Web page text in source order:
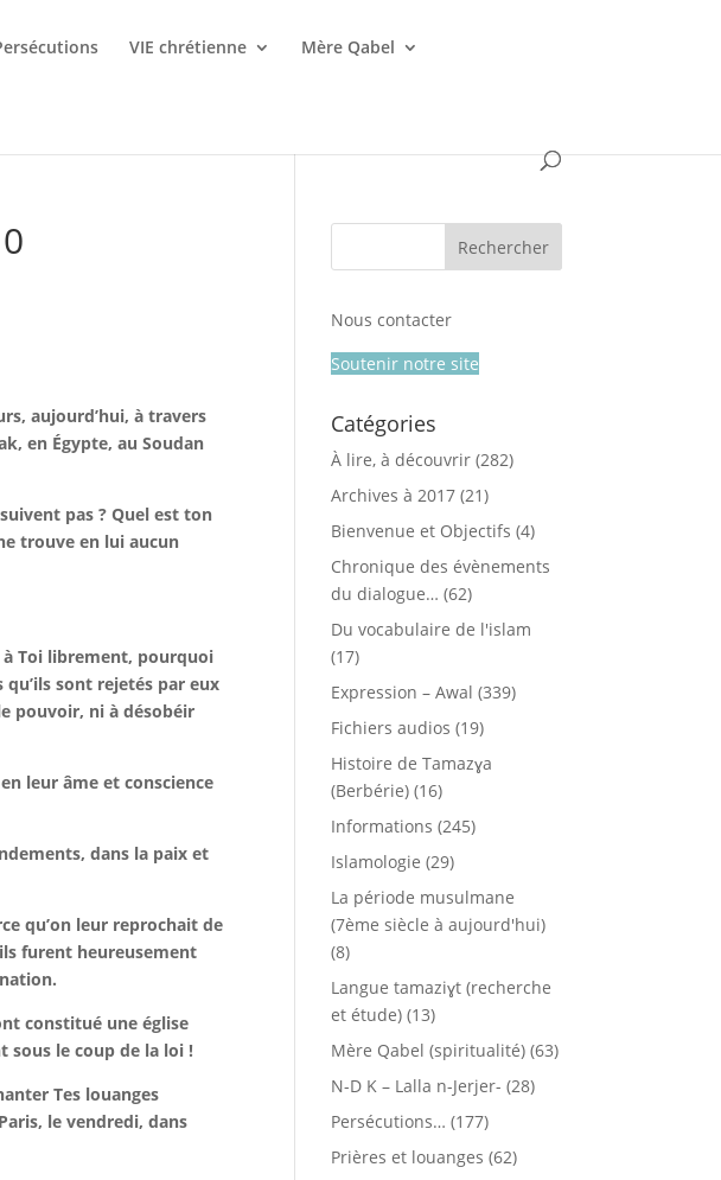
VIE chrétienne Mère Qabel
aujourd’hui, à travers
en Égypte, au Soudan
pas ? Quel est ton
trouve en lui aucun
à Toi librement, pourquoi
sont rejetés par eux
pouvoir, ni à désobéir
leur âme et conscience
dans la paix et
qu’on leur reprochait de
ils furent heureusement
constitué une église
sous le coup de la loi !
Tes louanges
le vendredi, dans
Nous contacter
Soutenir notre site
Catégories
À lire, à découvrir (282)
Archives à 2017 (21)
Bienvenue et Objectifs (4)
Chronique des évènements
du dialogue… (62)
Du vocabulaire de l'islam
(17)
Expression – Awal (339)
Fichiers audios (19)
Histoire de Tamazɣa
(Berbérie) (16)
Informations (245)
Islamologie (29)
La période musulmane
(7ème siècle à aujourd'hui)
(8)
Langue tamaziɣt (recherche
et étude) (13)
Mère Qabel (spiritualité) (63)
N-D K – Lalla n-Jerjer- (28)
Persécutions… (177)
Prières et louanges (62)